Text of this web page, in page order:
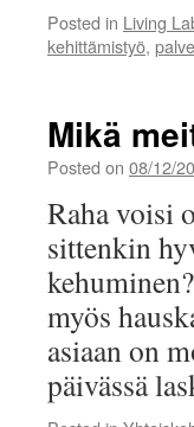
Posted in Living
kehittämistyö,
Mikä
Posted on 08/12/
Raha voisi
sittenkin
myös
asiaan on
päivässä